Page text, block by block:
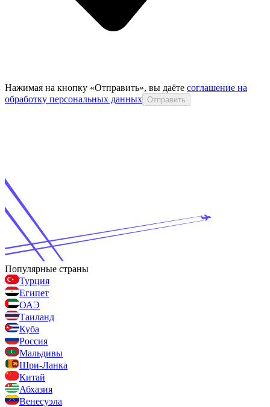
Нажимая на кнопку «Отправить», вы даёте соглашение на
обработку персональных данных Отправить
Популярные страны
Турция
Египет
ОАЭ
Таиланд
Куба
Россия
Мальдивы
Шри-Ланка
Китай
Абхазия
Венесуэла